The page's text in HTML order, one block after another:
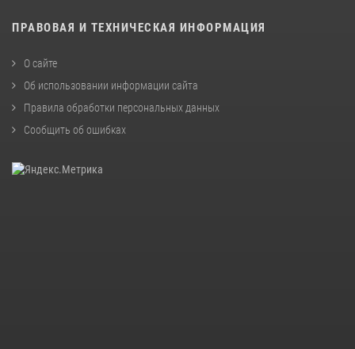
ПРАВОВАЯ И ТЕХНИЧЕСКАЯ ИНФОРМАЦИЯ
О сайте
Об использовании информации сайта
Правила обработки персональных данных
Сообщить об ошибках